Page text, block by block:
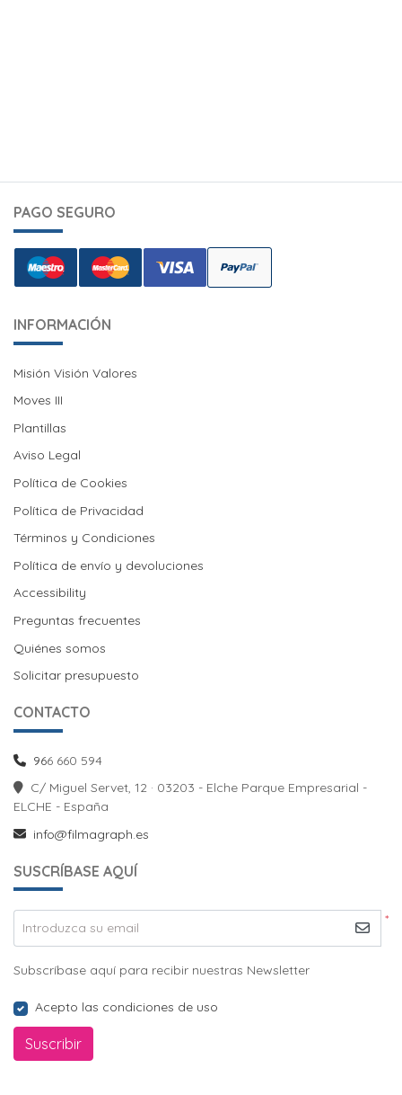
PAGO SEGURO
INFORMACIÓN
Misión Visión Valores
Misión Visión Valores
Moves III
Moves III
Plantillas
Aviso Legal
Política de Cookies
Política de Cookies
Política de Privacidad
Términos y Condiciones
Política de envío y devoluciones
Política de envío y devoluciones
Accessibility
Preguntas frecuentes
Quiénes somos
Solicitar presupuesto
CONTACTO
966 660 594
C/ Miguel Servet, 12 · 03203 - Elche Parque Empresarial -
ELCHE - España
info@filmagraph.es
SUSCRÍBASE AQUÍ
*
Introduzca su email
Subscríbase aquí para recibir nuestras Newsletter
Acepto las condiciones de uso
Suscribir